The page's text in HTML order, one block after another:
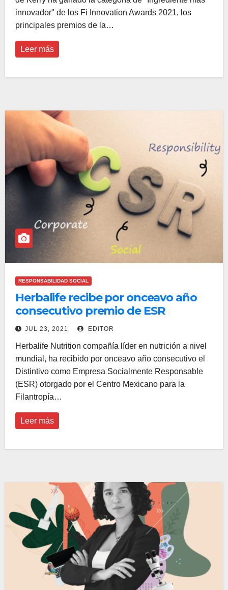
innovador" de los Fi Innovation Awards 2021, los
principales premios de la…
Leer más
RESPONSABILIDAD SOCIAL
Herbalife recibe por onceavo año
consecutivo premio de ESR
JUL 23, 2021 EDITOR
Herbalife Nutrition compañía líder en nutrición a nivel
mundial, ha recibido por onceavo año consecutivo el
Distintivo como Empresa Socialmente Responsable
(ESR) otorgado por el Centro Mexicano para la
Filantropía…
Leer más